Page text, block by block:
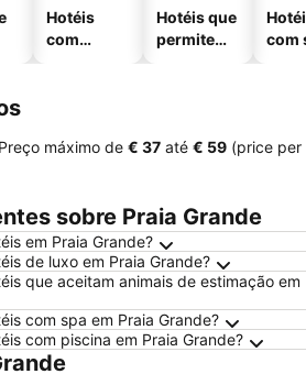
Hotéis
com
Hotéis que
permitem
com
Preço máximo de ‎€ 37 até ‎€ 59 (price per
sobre Praia Grande
em Praia Grande?
de luxo em Praia Grande?
que aceitam animais de estimação em
com spa em Praia Grande?
com piscina em Praia Grande?